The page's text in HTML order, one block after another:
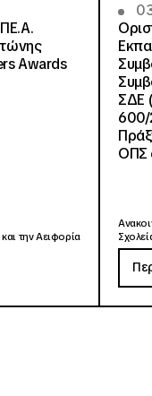
Awards
την Αειφορία
ΣΔΕ
ΟΠΣ